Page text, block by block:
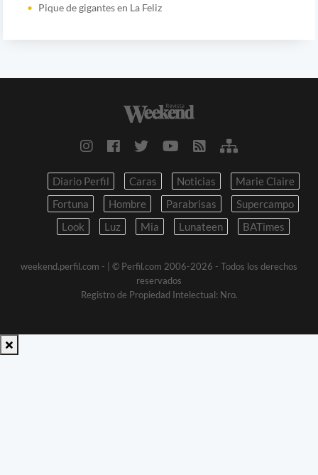
Pique de gigantes en La Feliz
Diario Perfil Caras Noticias
Marie Claire
Fortuna
Hombre Parabrisas
Supercampo
Look
Luz Mia Lunateen BATimes
weekend.perfil.com -
| © Perfil.com 2006-2026 - Todos los derechos
reservados
Registro de Propiedad Intelectual: Nro.